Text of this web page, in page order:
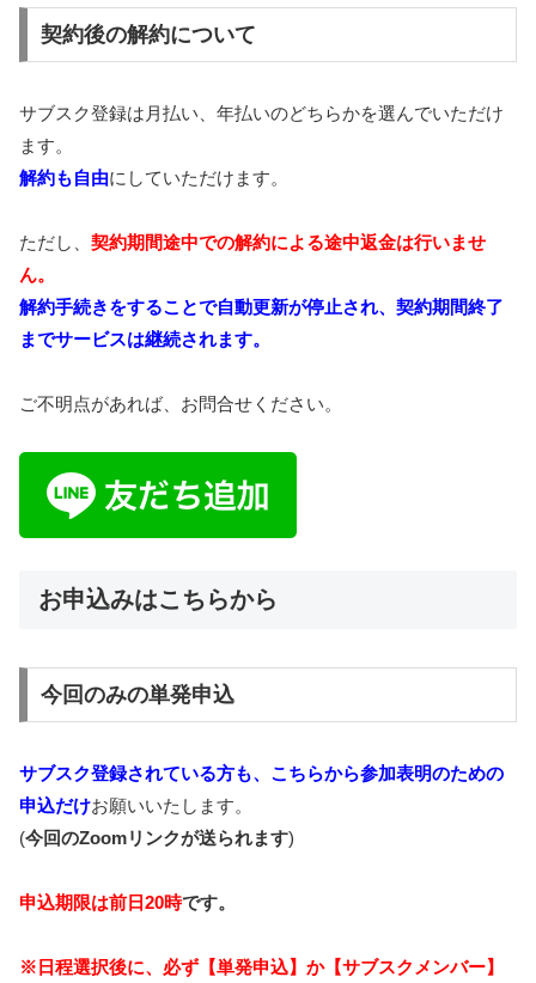
契約後の解約について
サブスク登録は月払い、年払いのどちらかを選んでいただけ
ます。
解約も自由にしていただけます。
ただし、 契約期間途中での解約による途中返金は行いませ
ん。
解約手続きをすることで自動更新が停止され、契約期間終了
までサービスは継続されます。
ご不明点があれば、お問合せください。
お申込みはこちらから
今回のみの単発申込
サブスク登録されている方も、こちらから参加表明のための
申込だけお願いいたします。
(今回のZoomリンクが送られます)
申込期限は前日20時です。
※日程選択後に、必ず【単発申込】か【サブスクメンバー】